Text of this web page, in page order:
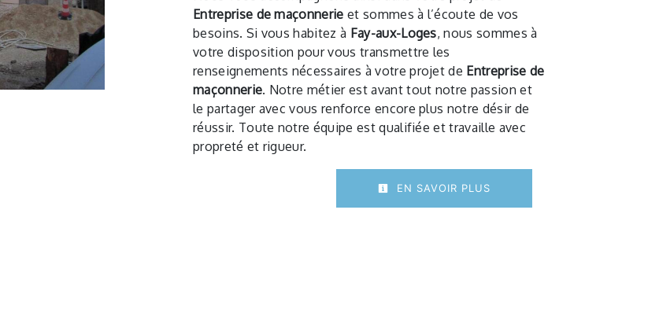
Entreprise de maçonnerie et sommes à l’écoute de vos
besoins. Si vous habitez à Fay-aux-Loges, nous sommes à
votre disposition pour vous transmettre les
renseignements nécessaires à votre projet de Entreprise de
maçonnerie. Notre métier est avant tout notre passion et
le partager avec vous renforce encore plus notre désir de
réussir. Toute notre équipe est qualifiée et travaille avec
propreté et rigueur.
EN SAVOIR PLUS